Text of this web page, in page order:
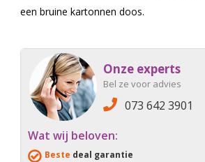
een bruine kartonnen doos.
Onze experts
Bel ze voor advies
073 642 3901
Wat wij beloven:
Beste deal garantie